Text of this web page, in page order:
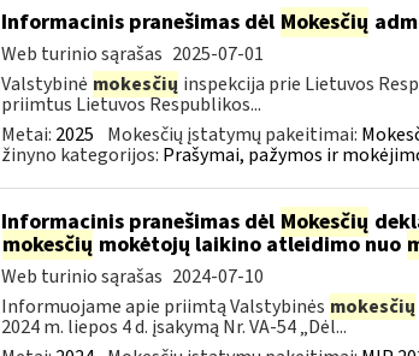
Informacinis pranešimas dėl Mokesčių
Web turinio sąrašas 2025-07-01
Valstybinė mokesčių inspekcija prie Lietuvos
priimtus Lietuvos Respublikos...
Metai: 2025 Mokesčių įstatymų pakeitimai:
žinyno kategorijos: Prašymai, pažymos ir
Informacinis pranešimas dėl Mokesčių
mokesčių mokėtojų laikino atleidimo nuo
Web turinio sąrašas 2024-07-10
Informuojame apie priimtą Valstybinės mokesčių
2024 m. liepos 4 d. įsakymą Nr. VA-54 „Dėl...